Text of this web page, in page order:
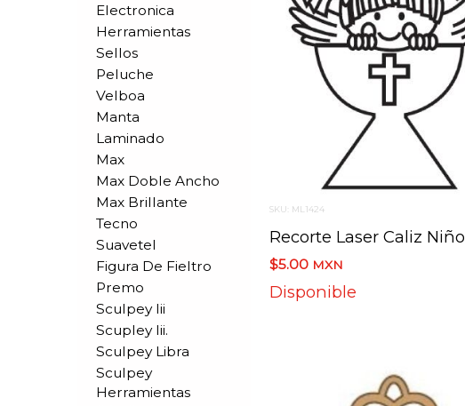
Electronica
Herramientas
Sellos
Peluche
Velboa
Manta
Laminado
Max
Max Doble Ancho
Max Brillante
Tecno
Suavetel
Figura De Fieltro
Premo
Sculpey Iii
Scupley Iii.
Sculpey Libra
Sculpey
Herramientas
SKU: ML1424
Recorte Laser Caliz Niño
$5.00 MXN
Disponible